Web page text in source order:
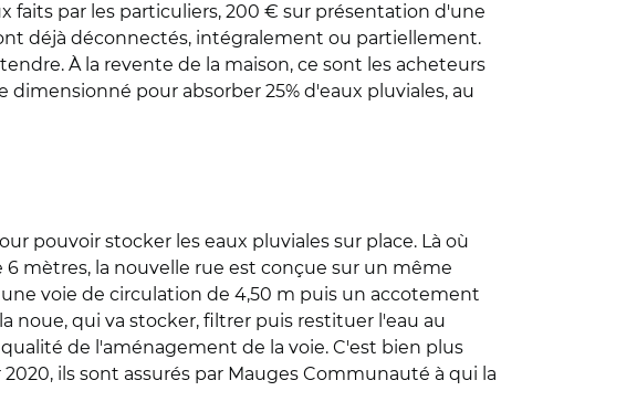
faits par les particuliers, 200 € sur présentation d'une
déjà déconnectés, intégralement ou partiellement.
À la revente de la maison, ce sont les acheteurs
pour absorber 25% d'eaux pluviales, au
pouvoir stocker les eaux pluviales sur place. Là où
mètres, la nouvelle rue est conçue sur un même
voie de circulation de 4,50 m puis un accotement
noue, qui va stocker, filtrer puis restituer l'eau au
de l'aménagement de la voie. C'est bien plus
ils sont assurés par Mauges Communauté à qui la